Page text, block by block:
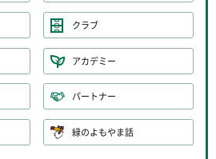
クラブ
アカデミー
パートナー
緑のよもやま話